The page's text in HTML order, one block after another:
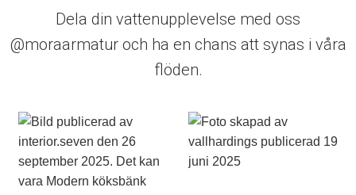
Dela din vattenupplevelse med oss
@moraarmatur och ha en chans att synas i våra
flöden.